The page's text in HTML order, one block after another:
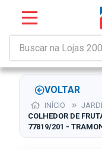
VOLTAR
INÍCIO
COLHEDOR DE
77819/201 -